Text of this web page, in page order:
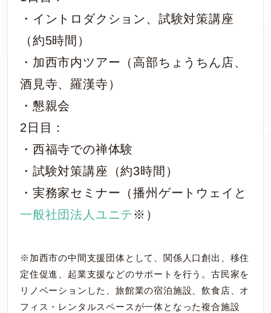
・イントロダクション、試験対策講座
（約5時間）
・加西市内ツアー（高部ちょうちん店、
酒見寺、羅漢寺）
・懇親会
2日目：
・西福寺での禅体験
・試験対策講座（約3時間）
・実務家セミナー（播州ゲートウェイと
一般社団法人ユニテ※）
※加西市の中間支援団体として、関係人口創出、移住
定住促進、起業支援などのサポートを行う。古民家を
リノベーションした、旅館業の宿泊施設、飲食店、オ
フィス・レンタルスペースが一体となった複合施設